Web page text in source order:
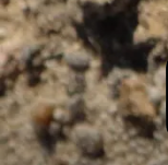
コ
ン
テ
ン
ツ
へ